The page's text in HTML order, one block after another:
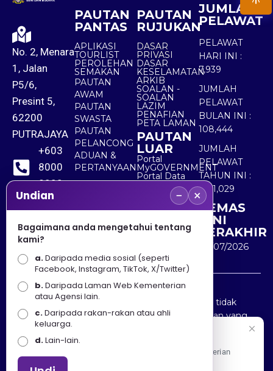
No. 2, Menara
1, Jalan
P5/6,
Presint 5,
62200
PUTRAJAYA
+603
8000
8000
+603
8891
7100
PAUTAN
PANTAS
APLIKASI
TOURLIST
PEROLEHAN
SEMAKAN
PAUTAN
AWAM
PAUTAN
SWASTA
PAUTAN
PELANCONG
ADUAN &
PERTANYAAN
PAUTAN
RUJUKAN
DASAR
PRIVASI
DASAR
KESELAMATAN
ARKIB
SOALAN -
SOALAN
LAZIM
PENAFIAN
PETA LAMAN
PAUTAN
LUAR
Portal
MyGOVERNMENT
Portal Data
Terbuka
Sektor Awam
JUMLAH
PELAWAT
PELAWAT
HARI INI :
7,939
JUMLAH
PELAWAT
BULAN INI :
108,444
JUMLAH
PELAWAT
TAHUN INI :
5,511,029
KEMAS
KINI
TERAKHIR
30/07/2026
Penafian : Kerajaan Malaysia dan Kementerian
Pelancongan Seni dan Budaya (MOTAC) adalah tidak
bertanggungjawab atas kehilangan atau kerugian yang
disebabkan oleh penggunaan mana-mana maklumat
yang diperolehi dari portal ini.
Undian − ×
Bagaimana anda mengetahui tentang
kami?
a.Daripada media sosial (seperti
Facebook, Instagram, TikTok, X/Twitter)
b.Daripada Laman Web Kementerian
atau Agensi lain.
c.Daripada rakan-rakan atau ahli
keluarga.
d.Lain-lain.
Apa Khabar! Selamat datang ke Portal Rasmi Kementerian
Pelancongan, Seni dan Budaya